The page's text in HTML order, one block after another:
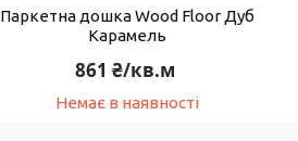
Паркетна дошка Wood Floor Дуб
Карамель
861 ₴/кв.м
Немає в наявності